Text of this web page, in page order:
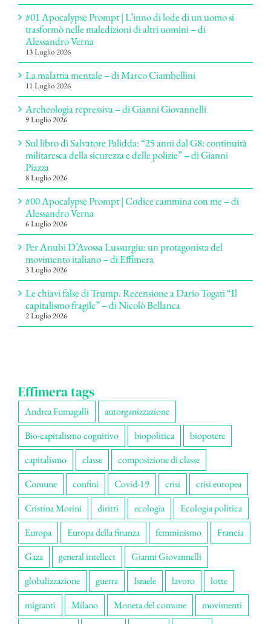
#01 Apocalypse Prompt | L’inno di lode di un uomo si
trasformò nelle maledizioni di altri uomini – di
Alessandro Verna
13 Luglio 2026
La malattia mentale – di Marco Ciambellini
11 Luglio 2026
Archeologia repressiva – di Gianni Giovannelli
9 Luglio 2026
Sul libro di Salvatore Palidda: “25 anni dal G8: continuità
militaresca della sicurezza e delle polizie” – di Gianni
Piazza
8 Luglio 2026
#00 Apocalypse Prompt | Codice cammina con me – di
Alessandro Verna
6 Luglio 2026
Per Anubi D’Avossa Lussurgiu: un protagonista del
movimento italiano – di Effimera
3 Luglio 2026
Le chiavi false di Trump. Recensione a Dario Togati “Il
capitalismo fragile” – di Nicolò Bellanca
2 Luglio 2026
Effimera tags
Andrea Fumagalli
autorganizzazione
Bio-capitalismo cognitivo
biopolitica
biopotere
capitalismo
classe
composizione di classe
Comune
confini Covid-19 crisi
crisi europea
Cristina Morini
diritti ecologia
Ecologia politica
Europa
Europa della finanza femminismo
Francia
Gaza
general intellect
Gianni Giovannelli
globalizzazione
guerra Israele lavoro
lotte
migranti
Milano Moneta del comune
movimenti